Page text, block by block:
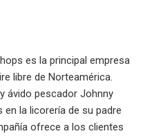
es la principal empresa
libre de Norteamérica.
ávido pescador Johnny
la licorería de su padre
ofrece a los clientes